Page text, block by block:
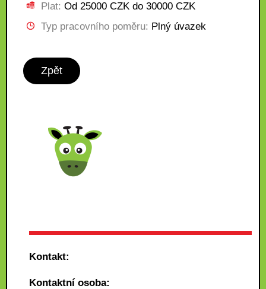
Plat: Od 25000 CZK do 30000 CZK
Typ pracovního poměru: Plný úvazek
Zpět
Kontakt:
Kontaktní osoba: